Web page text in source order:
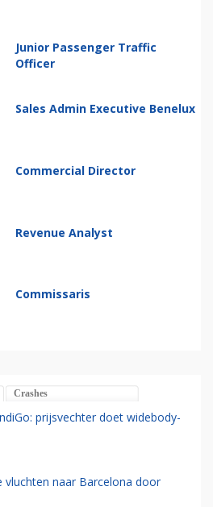
Junior Passenger Traffic
Officer
Sales Admin Executive Benelux
Commercial Director
Revenue Analyst
Commissaris
Crashes
prijsvechter doet widebody-
vluchten naar Barcelona door